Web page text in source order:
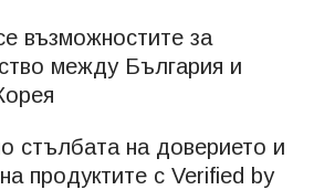
възможностите за
между България и
стълбата на доверието и
продуктите с Verified by